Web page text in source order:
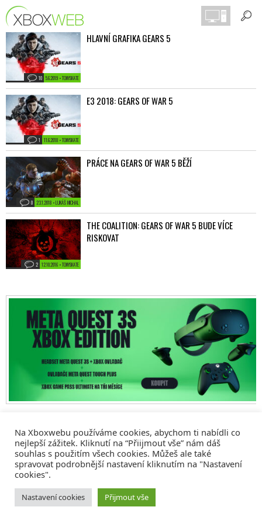
5.6.2019 • TONYSKATE
10
HLAVNÍ GRAFIKA GEARS 5
11.6.2018 • TONYSKATE
1
E3 2018: GEARS OF WAR 5
23.1.2018 • LUKÁŠ MICHAL
0
PRÁCE NA GEARS OF WAR 5 BĚŽÍ
12.10.2016 • TONYSKATE
2
THE COALITION: GEARS OF WAR 5 BUDE VÍCE
RISKOVAT
Tvorba webů a sociální služby
Reklama – Inzerce –
Na Xboxwebu používáme cookies, abychom ti nabídli co
nejlepší zážitek. Kliknutí na “Přiijmout vše” nám dáš
souhlas s použitím všech cookies. Můžeš ale také
spravovat podrobnější nastavení kliknutím na "Nastavení
cookies".
Nastavení cookies Přijmout vše